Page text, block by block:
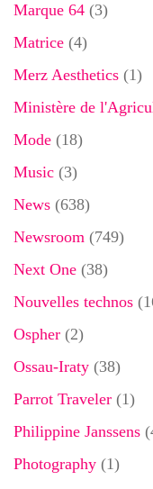
Marque 64 (3)
Matrice (4)
Merz Aesthetics (1)
Ministère de
Mode (18)
Music (3)
News (638)
Newsroom (749)
Next One (38)
Nouvelles technos
Ospher (2)
Ossau-Iraty (38)
Parrot Traveler (1)
Philippine Janssens
Photography (1)